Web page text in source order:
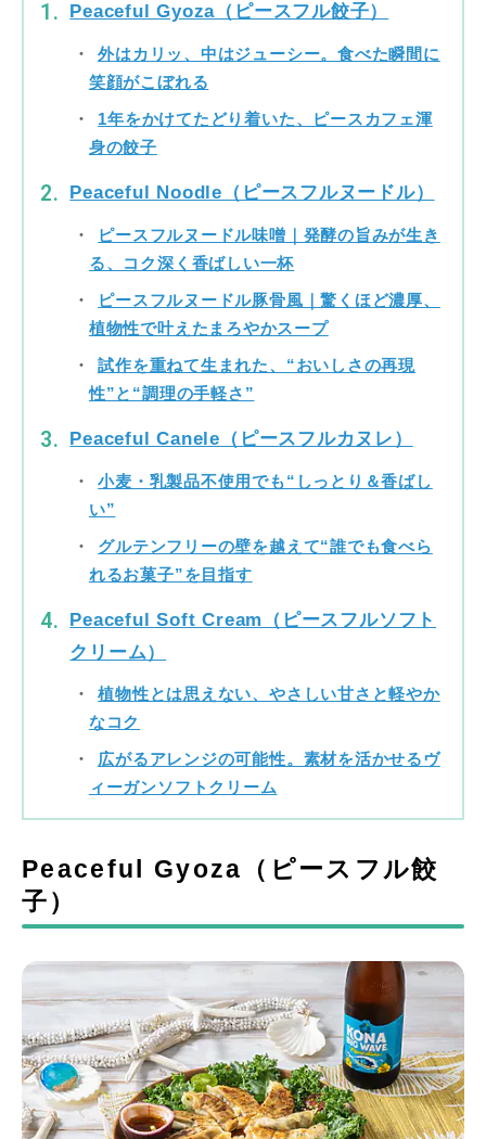
Peaceful Gyoza（ピースフル餃子）
外はカリッ、中はジューシー。食べた瞬間に
笑顔がこぼれる
1年をかけてたどり着いた、ピースカフェ渾
身の餃子
Peaceful Noodle（ピースフルヌードル）
ピースフルヌードル味噌｜発酵の旨みが生き
る、コク深く香ばしい一杯
ピースフルヌードル豚骨風｜驚くほど濃厚、
植物性で叶えたまろやかスープ
試作を重ねて生まれた、“おいしさの再現
性”と“調理の手軽さ”
Peaceful Canele（ピースフルカヌレ）
小麦・乳製品不使用でも“しっとり＆香ばし
い”
グルテンフリーの壁を越えて“誰でも食べら
れるお菓子”を目指す
Peaceful Soft Cream（ピースフルソフト
クリーム）
植物性とは思えない、やさしい甘さと軽やか
なコク
広がるアレンジの可能性。素材を活かせるヴ
ィーガンソフトクリーム
Peaceful Gyoza（ピースフル餃
子）